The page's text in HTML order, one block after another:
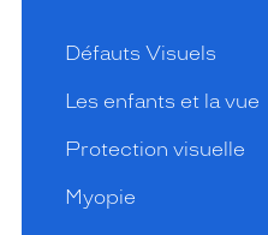
Défauts Visuels
Les enfants et la vue
Protection visuelle
Myopie